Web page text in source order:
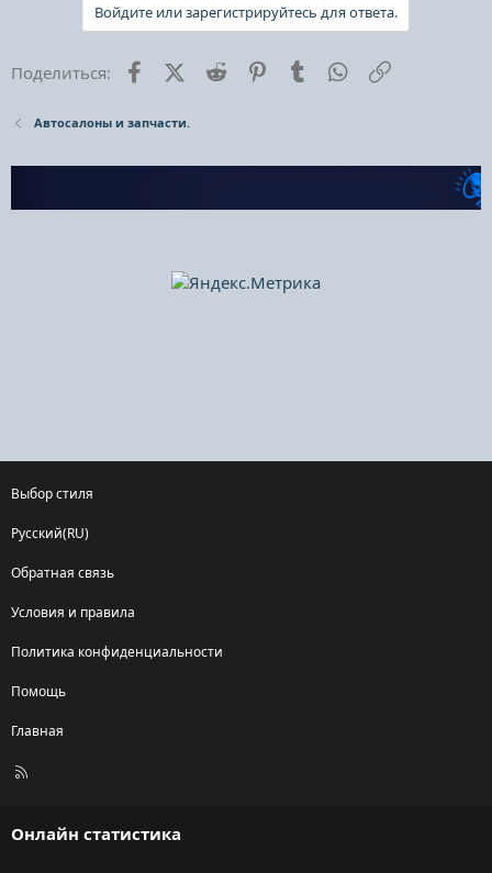
Войдите или зарегистрируйтесь для ответа.
Поделиться: FacebookX (Twitter)
Reddit PinterestTumblr WhatsApp
Автосалоны и запчасти.
Выбор стиля
Русский(RU)
Обратная связь
Условия и правила
Политика конфиденциальности
Помощь
Главная
R
Онлайн статистика